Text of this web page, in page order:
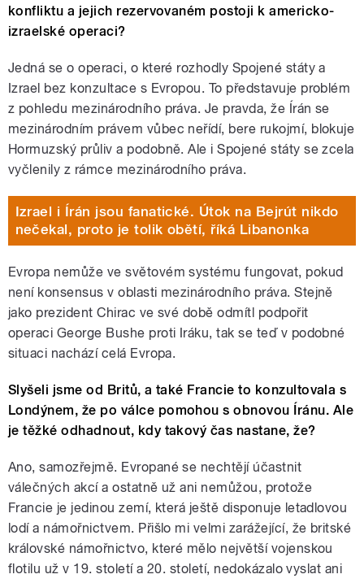
konfliktu a jejich rezervovaném postoji k americko-
izraelské operaci?
Jedná se o operaci, o které rozhodly Spojené státy a
Izrael bez konzultace s Evropou. To představuje problém
z pohledu mezinárodního práva. Je pravda, že Írán se
mezinárodním právem vůbec neřídí, bere rukojmí, blokuje
Hormuzský průliv a podobně. Ale i Spojené státy se zcela
vyčlenily z rámce mezinárodního práva.
Izrael i Írán jsou fanatické. Útok na Bejrút nikdo
nečekal, proto je tolik obětí, říká Libanonka
Evropa nemůže ve světovém systému fungovat, pokud
není konsensus v oblasti mezinárodního práva. Stejně
jako prezident Chirac ve své době odmítl podpořit
operaci George Bushe proti Iráku, tak se teď v podobné
situaci nachází celá Evropa.
Slyšeli jsme od Britů, a také Francie to konzultovala s
Londýnem, že po válce pomohou s obnovou Íránu. Ale
je těžké odhadnout, kdy takový čas nastane, že?
Ano, samozřejmě. Evropané se nechtějí účastnit
válečných akcí a ostatně už ani nemůžou, protože
Francie je jedinou zemí, která ještě disponuje letadlovou
lodí a námořnictvem. Přišlo mi velmi zarážející, že britské
královské námořnictvo, které mělo největší vojenskou
flotilu už v 19. století a 20. století, nedokázalo vyslat ani